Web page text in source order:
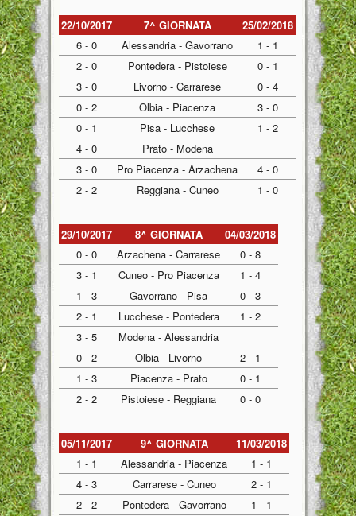
22/10/2017 7^ GIORNATA
25/02/2018
6 - 0
Alessandria - Gavorrano
1 - 1
2 - 0
Pontedera - Pistoiese
0 - 1
3 - 0
Livorno - Carrarese
0 - 4
0 - 2
Olbia - Piacenza
3 - 0
0 - 1
Pisa - Lucchese
1 - 2
4 - 0
Prato - Modena
3 - 0
Pro Piacenza - Arzachena
4 - 0
2 - 2
Reggiana - Cuneo 1 - 0
29/10/2017 8^ GIORNATA
04/03/2018
0 - 0
Arzachena - Carrarese
0 - 8
3 - 1
Cuneo - Pro Piacenza
1 - 4
1 - 3
Gavorrano - Pisa
0 - 3
2 - 1
Lucchese - Pontedera
1 - 2
3 - 5
Modena - Alessandria
0 - 2
Olbia - Livorno
2 - 1
1 - 3
Piacenza - Prato
0 - 1
2 - 2
Pistoiese - Reggiana 0 - 0
05/11/2017 9^ GIORNATA
11/03/2018
1 - 1
Alessandria - Piacenza
1 - 1
4 - 3
Carrarese - Cuneo
2 - 1
2 - 2
Pontedera - Gavorrano 1 - 1